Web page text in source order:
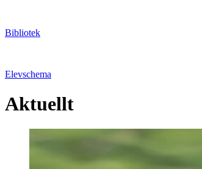
Bibliotek
Elevschema
Aktuellt